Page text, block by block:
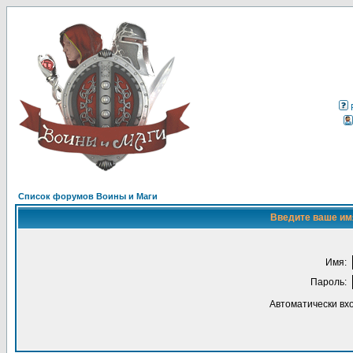
Список форумов Воины и Маги
Введите ваше
Имя:
Пароль:
Автоматически